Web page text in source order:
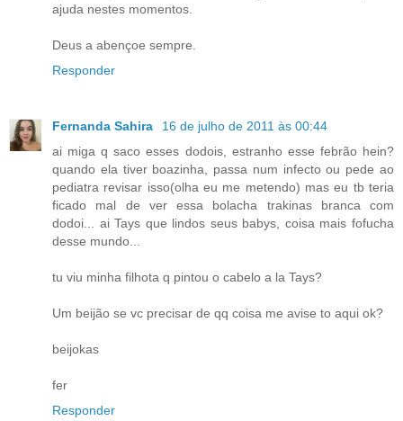
ajuda nestes momentos.
Deus a abençoe sempre.
Responder
Fernanda Sahira
16 de julho de 2011 às 00:44
ai miga q saco esses dodois, estranho esse febrão hein?
quando ela tiver boazinha, passa num infecto ou pede ao
pediatra revisar isso(olha eu me metendo) mas eu tb teria
ficado mal de ver essa bolacha trakinas branca com
dodoi... ai Tays que lindos seus babys, coisa mais fofucha
desse mundo...
tu viu minha filhota q pintou o cabelo a la Tays?
Um beijão se vc precisar de qq coisa me avise to aqui ok?
beijokas
fer
Responder